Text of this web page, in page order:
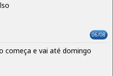
06/08
começa e vai até domingo